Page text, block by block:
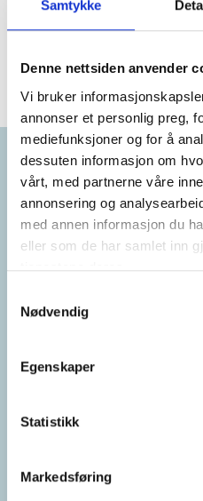
Samtykke
Denne nettsiden anvender
Vi bruker
annonser et personlig preg,
mediefunksjoner og for å
dessuten informasjon om
vårt, med partnerne våre
annonsering og
med annen informasjon du
eller som de har samlet inn
tjenestene deres.
Nødvendig
Egenskaper
Statistikk
Markedsføring
og amatørspillere. Forbundet
består av representanter fra
www.golfforbundet.no